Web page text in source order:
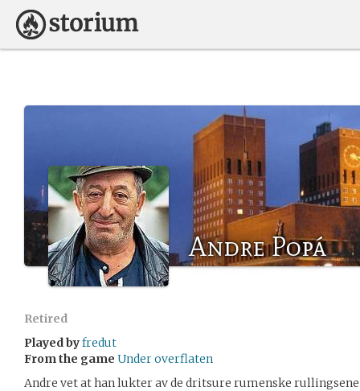
Andre Popá
Retired
Played byfredut
From the game Under overflaten
Andre vet at han lukter av de dritsure rumenske